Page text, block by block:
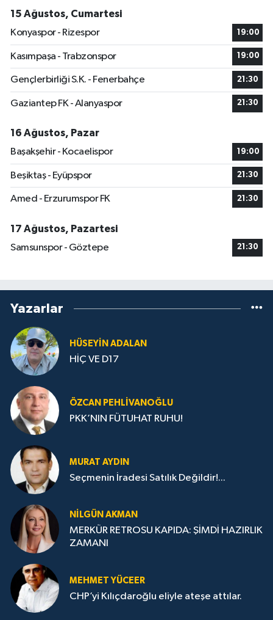
15 Ağustos, Cumartesi
Konyaspor - Rizespor
19:00
Kasımpaşa - Trabzonspor 19:00
Gençlerbirliği S.K. - Fenerbahçe 21:30
Gaziantep FK - Alanyaspor 21:30
16 Ağustos, Pazar
Başakşehir - Kocaelispor
19:00
Beşiktaş - Eyüpspor 21:30
Amed - Erzurumspor FK 21:30
17 Ağustos, Pazartesi
Samsunspor - Göztepe
21:30
Yazarlar
HÜSEYIN ADALAN
HİÇ VE D17
ÖZCAN PEHLIVANOĞLU
PKK’NIN FÜTUHAT RUHU!
MURAT AYDIN
Seçmenin İradesi Satılık Değildir!...
NILGÜN AKMAN
MERKÜR RETROSU KAPIDA: ŞİMDİ HAZIRLIK
ZAMANI
MEHMET YÜCEER
CHP’yi Kılıçdaroğlu eliyle ateşe attılar.